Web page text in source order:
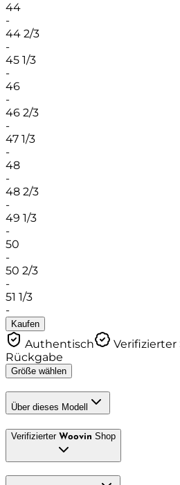
44
-
44 2/3
-
45 1/3
-
46
-
46 2/3
-
47 1/3
-
48
-
48 2/3
-
49 1/3
-
50
-
50 2/3
-
51 1/3
-
Kaufen
Authentisch Verifizierter
Rückgabe
Größe wählen
Über dieses Modell
Verifizierter Woovin Shop